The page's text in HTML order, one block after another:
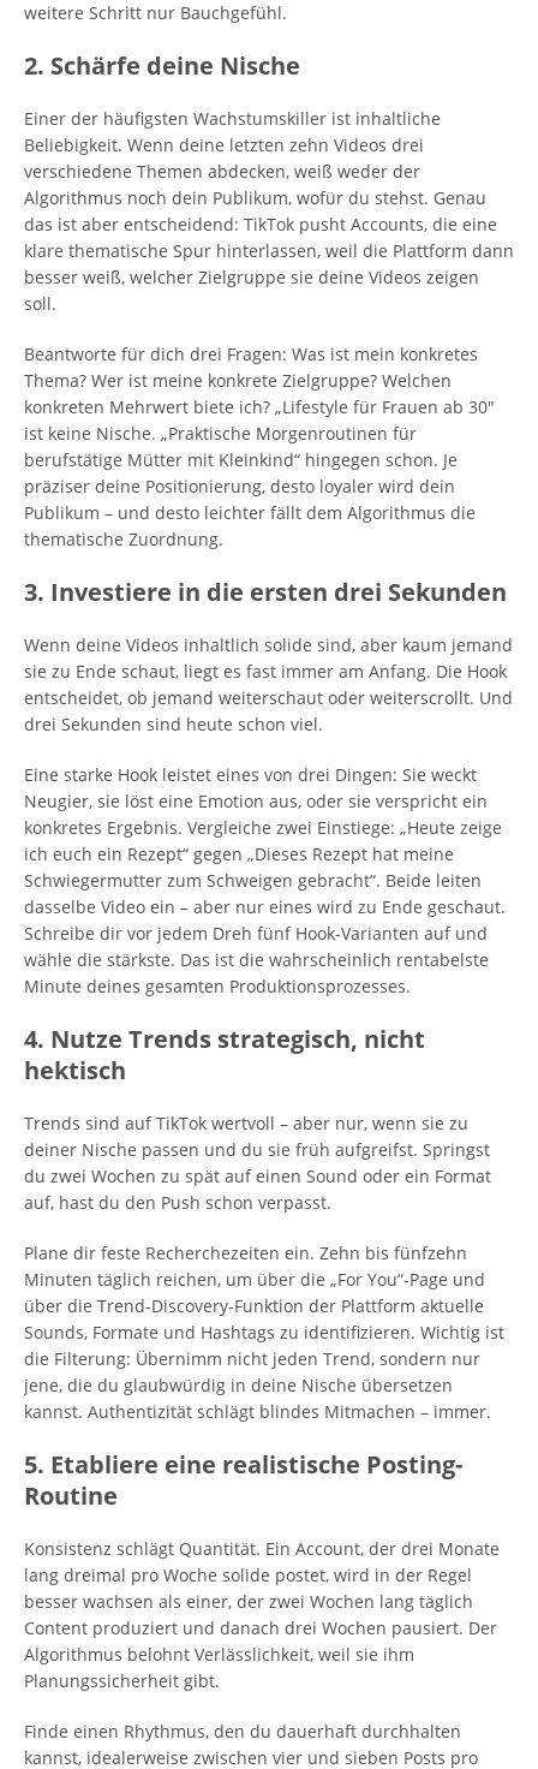
weitere Schritt nur Bauchgefühl.
2. Schärfe deine Nische
Einer der häufigsten Wachstumskiller ist inhaltliche
Beliebigkeit. Wenn deine letzten zehn Videos drei
verschiedene Themen abdecken, weiß weder der
Algorithmus noch dein Publikum, wofür du stehst. Genau
das ist aber entscheidend: TikTok pusht Accounts, die eine
klare thematische Spur hinterlassen, weil die Plattform dann
besser weiß, welcher Zielgruppe sie deine Videos zeigen
soll.
Beantworte für dich drei Fragen: Was ist mein konkretes
Thema? Wer ist meine konkrete Zielgruppe? Welchen
konkreten Mehrwert biete ich? „Lifestyle für Frauen ab 30″
ist keine Nische. „Praktische Morgenroutinen für
berufstätige Mütter mit Kleinkind“ hingegen schon. Je
präziser deine Positionierung, desto loyaler wird dein
Publikum – und desto leichter fällt dem Algorithmus die
thematische Zuordnung.
3. Investiere in die ersten drei Sekunden
Wenn deine Videos inhaltlich solide sind, aber kaum jemand
sie zu Ende schaut, liegt es fast immer am Anfang. Die Hook
entscheidet, ob jemand weiterschaut oder weiterscrollt. Und
drei Sekunden sind heute schon viel.
Eine starke Hook leistet eines von drei Dingen: Sie weckt
Neugier, sie löst eine Emotion aus, oder sie verspricht ein
konkretes Ergebnis. Vergleiche zwei Einstiege: „Heute zeige
ich euch ein Rezept“ gegen „Dieses Rezept hat meine
Schwiegermutter zum Schweigen gebracht“. Beide leiten
dasselbe Video ein – aber nur eines wird zu Ende geschaut.
Schreibe dir vor jedem Dreh fünf Hook-Varianten auf und
wähle die stärkste. Das ist die wahrscheinlich rentabelste
Minute deines gesamten Produktionsprozesses.
4. Nutze Trends strategisch, nicht
hektisch
Trends sind auf TikTok wertvoll – aber nur, wenn sie zu
deiner Nische passen und du sie früh aufgreifst. Springst
du zwei Wochen zu spät auf einen Sound oder ein Format
auf, hast du den Push schon verpasst.
Plane dir feste Recherchezeiten ein. Zehn bis fünfzehn
Minuten täglich reichen, um über die „For You“-Page und
über die Trend-Discovery-Funktion der Plattform aktuelle
Sounds, Formate und Hashtags zu identifizieren. Wichtig ist
die Filterung: Übernimm nicht jeden Trend, sondern nur
jene, die du glaubwürdig in deine Nische übersetzen
kannst. Authentizität schlägt blindes Mitmachen – immer.
5. Etabliere eine realistische Posting-
Routine
Konsistenz schlägt Quantität. Ein Account, der drei Monate
lang dreimal pro Woche solide postet, wird in der Regel
besser wachsen als einer, der zwei Wochen lang täglich
Content produziert und danach drei Wochen pausiert. Der
Algorithmus belohnt Verlässlichkeit, weil sie ihm
Planungssicherheit gibt.
Finde einen Rhythmus, den du dauerhaft durchhalten
kannst, idealerweise zwischen vier und sieben Posts pro